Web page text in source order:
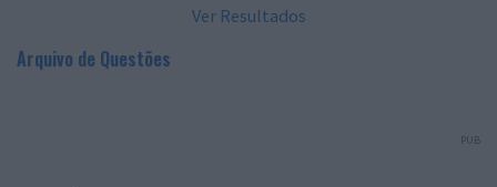
Ver Resultados
Arquivo de Questões
PUB